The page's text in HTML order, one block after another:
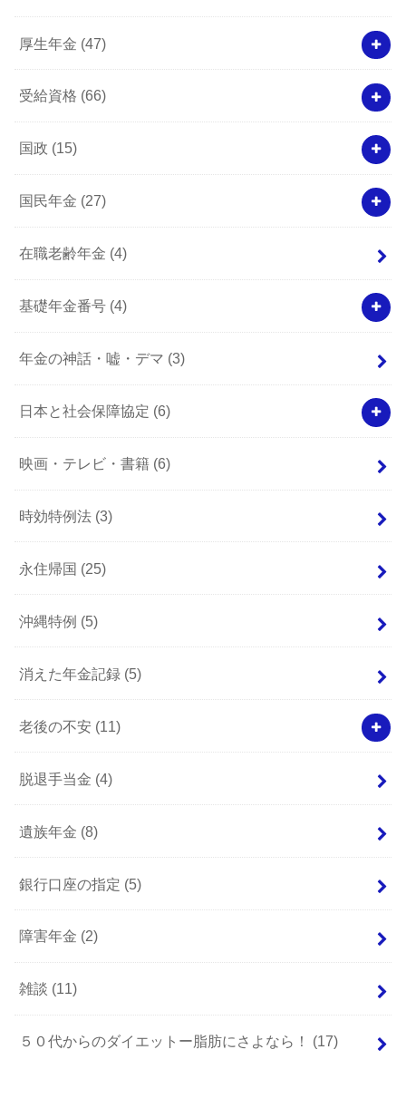
厚生年金 (47)
受給資格 (66)
国政 (15)
国民年金 (27)
在職老齢年金 (4)
基礎年金番号 (4)
年金の神話・嘘・デマ (3)
日本と社会保障協定 (6)
映画・テレビ・書籍 (6)
時効特例法 (3)
永住帰国 (25)
沖縄特例 (5)
消えた年金記録 (5)
老後の不安 (11)
脱退手当金 (4)
遺族年金 (8)
銀行口座の指定 (5)
障害年金 (2)
雑談 (11)
５０代からのダイエットー脂肪にさよなら！ (17)